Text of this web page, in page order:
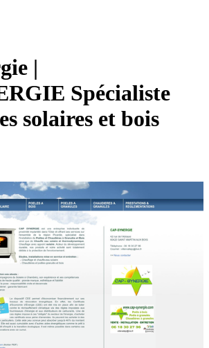
|
Spécialiste
solaires et bois